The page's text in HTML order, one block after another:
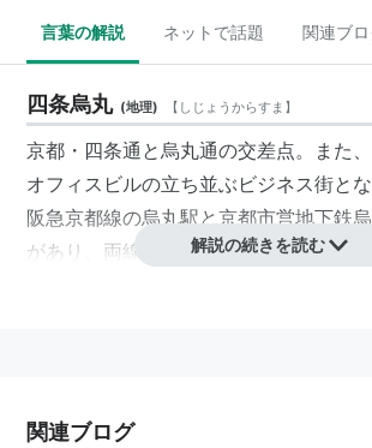
言葉の解説 ネットで話題 関連ブ
四条烏丸 (地理) 【 しじょうからすま 】
京都・ 四条通 と烏丸通の交差点。また、
オフィスビルの立ち並ぶビジネス街とな
阪急京都線の烏丸駅と京都市営地下鉄
があり、両線・両駅は、地下で直交・
解説の続きを読む
関連ブログ